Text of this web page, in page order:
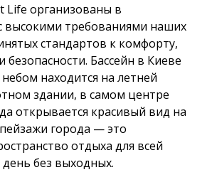
Life организованы в
высокими требованиями наших
стандартов к комфорту,
безопасности. Бассейн в Киеве
находится на летней
здании, в самом центре
открывается красивый вид на
города — это
отдыха для всей
без выходных.